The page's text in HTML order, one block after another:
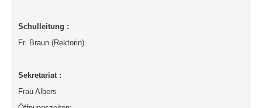
Schulleitung :
Fr. Braun (Rektorin)
Sekretariat :
Frau Albers